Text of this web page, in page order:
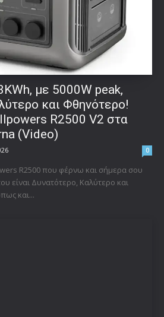
με 5000W peak,
και Φθηνότερο!
R2500 V2 στα
(Video)
0
R2500 που φέρνω και σήμερα σου
είναι Δυνατότερο, Καλύτερο και
και...